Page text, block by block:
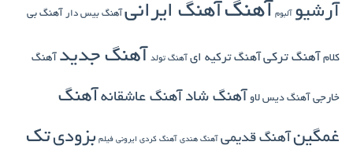
آرشیو آلبوم آهنگ آهنگ ایرانی آهنگ بیس دار آهنگ بی
کلام آهنگ ترکی آهنگ ترکیه ای آهنگ تولد آهنگ جدید آهنگ
خارجی آهنگ دیس لاو آهنگ شاد آهنگ عاشقانه آهنگ
غمگین آهنگ قدیمی آهنگ هندی آهنگ کردی ایرونی فیلم بزودیتک